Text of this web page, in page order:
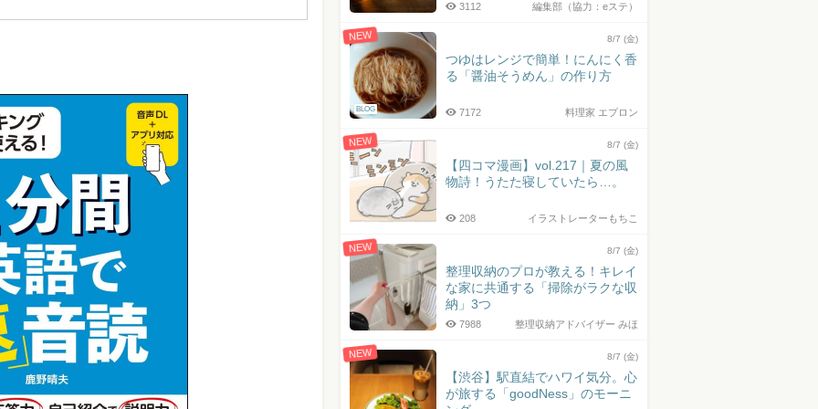
編集部（協力：eステ）
3112
NEW
BLOG
8/7 (金)
つゆはレンジで簡単！にんにく香
る「醤油そうめん」の作り方
料理家 エプロン
7172
NEW 8/7 (金)
【四コマ漫画】vol.217｜夏の風
物詩！うたた寝していたら…。
イラストレーターもちこ
208
NEW 8/7 (金)
整理収納のプロが教える！キレイ
な家に共通する「掃除がラクな収
納」3つ
整理収納アドバイザー みほ
7988
NEW 8/7 (金)
【渋谷】駅直結でハワイ気分。心
が旅する「goodNess」のモーニ